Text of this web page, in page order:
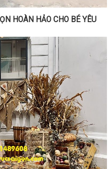
HOÀN HẢO CHO BÉ YÊU